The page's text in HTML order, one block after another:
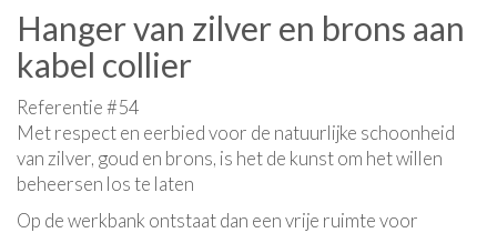
Hanger van zilver en brons aan
kabel collier
Referentie #54
Met respect en eerbied voor de natuurlijke schoonheid
van zilver, goud en brons, is het de kunst om het willen
beheersen los te laten
Op de werkbank ontstaat dan een vrije ruimte voor